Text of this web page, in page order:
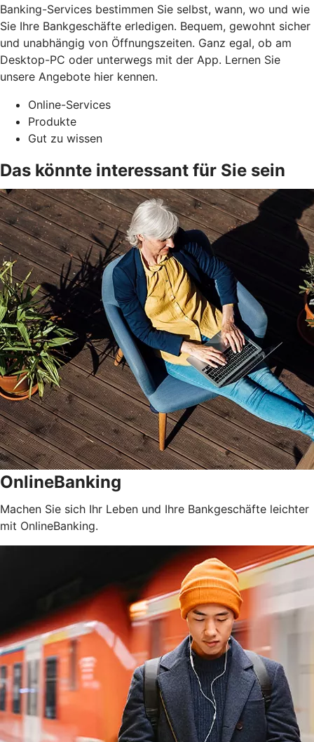
Banking-Services bestimmen Sie selbst, wann, wo und wie
Sie Ihre Bankgeschäfte erledigen. Bequem, gewohnt sicher
und unabhängig von Öffnungszeiten. Ganz egal, ob am
Desktop-PC oder unterwegs mit der App. Lernen Sie
unsere Angebote hier kennen.
Online-Services
Produkte
Gut zu wissen
Das könnte interessant für Sie sein
OnlineBanking
Machen Sie sich Ihr Leben und Ihre Bankgeschäfte leichter
mit OnlineBanking.